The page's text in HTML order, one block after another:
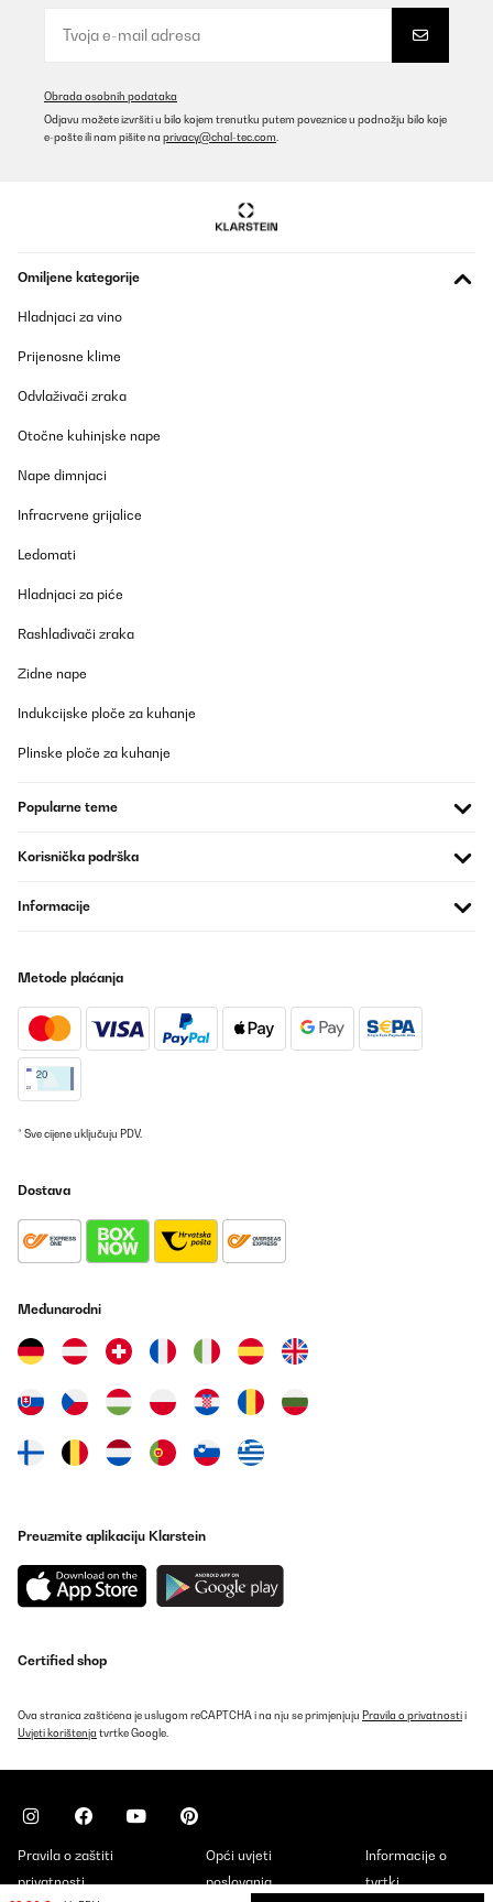
Obrada osobnih podataka
Odjavu možete izvršiti u bilo kojem trenutku putem poveznice u podnožju bilo koje
e-pošte ili nam pišite na privacy@chal-tec.com
Omiljene kategorije
Hladnjaci za vino
Prijenosne klime
Odvlaživači zraka
Otočne kuhinjske nape
Nape dimnjaci
Infracrvene grijalice
Ledomati
Hladnjaci za piće
Rashlađivači zraka
Zidne nape
Indukcijske ploče za kuhanje
Plinske ploče za kuhanje
Popularne teme
Korisnička podrška
Informacije
Metode plaćanja
* Sve cijene uključuju PDV.
Dostava
Međunarodni
Preuzmite aplikaciju Klarstein
Certified shop
Ova stranica zaštićena je uslugom reCAPTCHA i na nju se primjenjuju Pravila o privatnostii
Uvjeti korištenja tvrtke Google.
Pravila o zaštiti
privatnosti
Opći uvjeti
poslovanja
Informacije o
tvrtki